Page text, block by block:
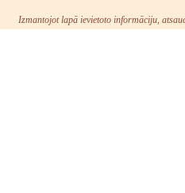
Izmantojot lapā ievietoto informāciju,